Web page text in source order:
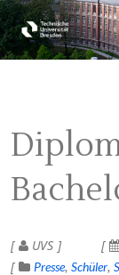
UVS
Presse Schüler